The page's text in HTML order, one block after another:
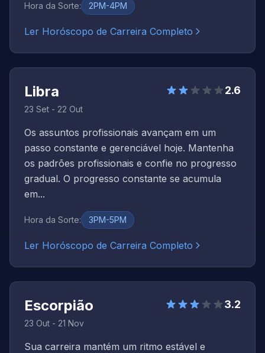
Hora da Sorte: 2PM-4PM
Ler Horóscopo de Carreira Completo
Libra
23 Set - 22 Out
2.6
Os assuntos profissionais avançam em um
passo constante e gerenciável hoje. Mantenha
os padrões profissionais e confie no progresso
gradual. O progresso constante se acumula
em...
Hora da Sorte: 3PM-5PM
Ler Horóscopo de Carreira Completo
Escorpião
23 Out - 21 Nov
3.2
Sua carreira mantém um ritmo estável e